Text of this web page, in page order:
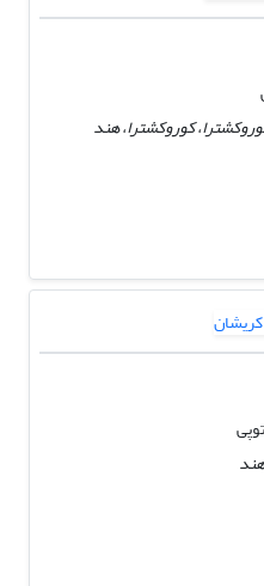
کوروکشترا، هند